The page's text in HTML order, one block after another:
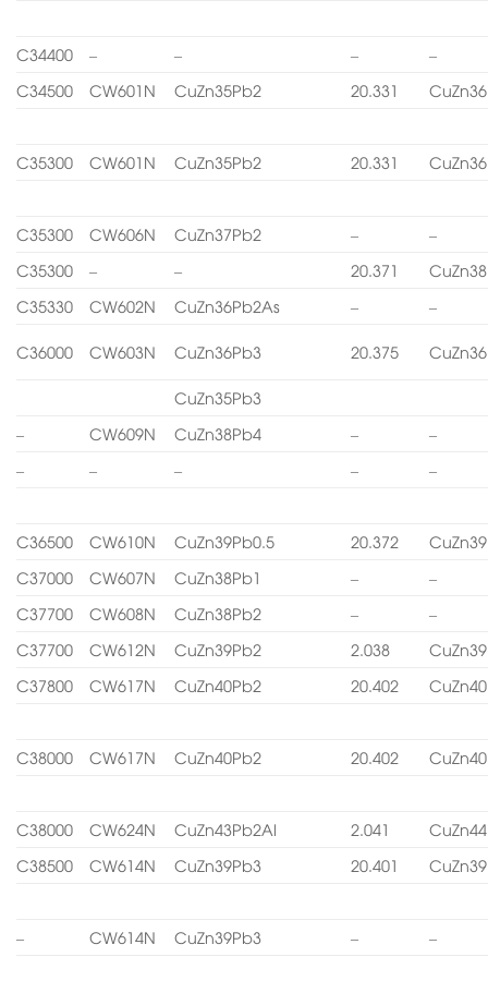
C34400 – – –
–
C34500
CW601N CuZn35Pb2 20.331
C35300 CW601N CuZn35Pb2 20.331
C35300 CW606N CuZn37Pb2 –
–
C35300
– – 20.371
C35330
CW602N CuZn36Pb2As – –
C36000 CW603N CuZn36Pb3 20.375
CuZn35Pb3
–
CW609N CuZn38Pb4 –
–
–
– – – –
C36500 CW610N CuZn39Pb0.5 20.372
C37000
CW607N CuZn38Pb1 –
–
C37700
CW608N CuZn38Pb2 –
–
C37700
CW612N CuZn39Pb2 2.038
C37800
CW617N CuZn40Pb2 20.402
C38000 CW617N CuZn40Pb2 20.402
C38000 CW624N CuZn43Pb2Al 2.041
C38500
CW614N CuZn39Pb3 20.401
– CW614N CuZn39Pb3 – –